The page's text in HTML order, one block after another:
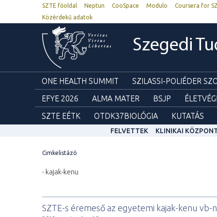
SZTE főoldal Neptun CooSpace Modulo Coursera for
Közérdekű adatok
Szegedi
ONE HEALTH SUMMIT SZILASSI-POLIÉDER
EFYE 2026
ALMA MATER BSJP
SZTE EÉTK
OTDK37BIOLÓGIA KUTATÁS
FELVETTEK KLINIKAI
Cimkelistázó
- kajak-kenu
SZTE-s éremeső az egyetemi kajak-kenu vb-n